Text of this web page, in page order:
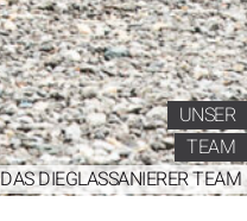
UNSER
TEAM
DAS DIEGLASSANIERER TEAM